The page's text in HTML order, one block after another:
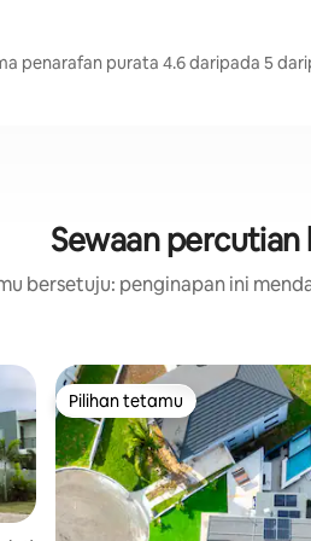
penarafan purata 4.6 daripada 5
Sewaan
bersetuju: penginapan ini
Pilihan tetamu
Pilihan tetamu